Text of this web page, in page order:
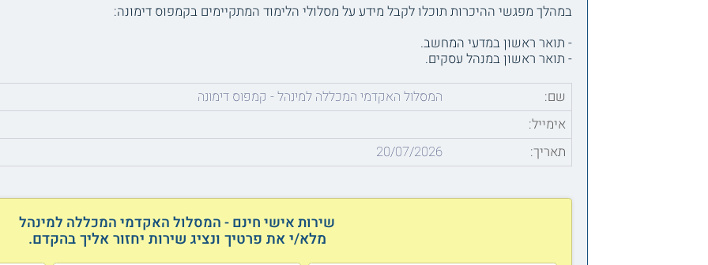
במהלך מפגשי ההיכרות תוכלו לקבל מידע על מסלולי הלימוד המתקיימים בקמפוס דימונה:
- תואר ראשון במדעי המחשב.
- תואר ראשון במנהל עסקים.
שם:
המסלול האקדמי המכללה למינהל - קמפוס דימונה
אימייל:
תאריך:
20/07/2026
שירות אישי חינם - המסלול האקדמי המכללה למינהל
מלא/י את פרטיך ונציג שירות יחזור אליך בהקדם.